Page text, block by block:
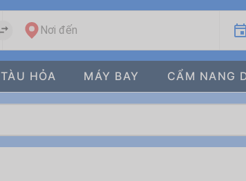
Nơi đến
TÀU HỎA MÁY BAY CẨM NANG